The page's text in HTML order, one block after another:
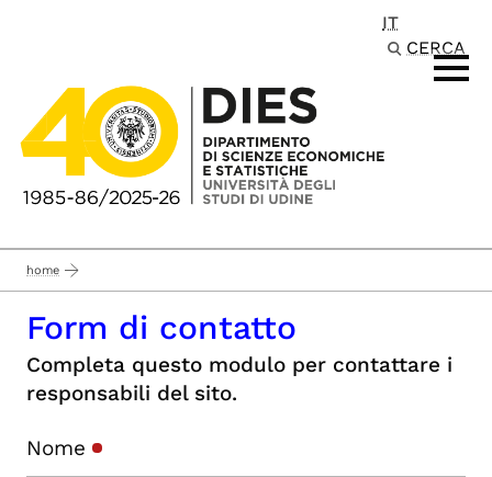
IT
CERCA
home
Form di contatto
Completa questo modulo per contattare i
responsabili del sito.
Nome